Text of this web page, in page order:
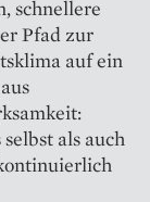
schnellere
Pfad zur
auf ein
als auch